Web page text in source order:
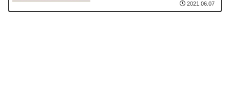
2021.06.07